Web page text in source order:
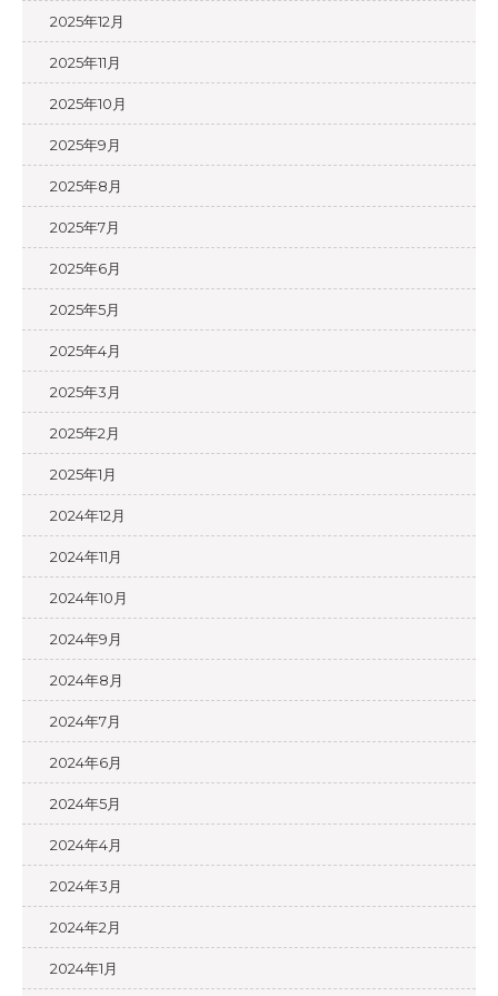
2025年12月
2025年11月
2025年10月
2025年9月
2025年8月
2025年7月
2025年6月
2025年5月
2025年4月
2025年3月
2025年2月
2025年1月
2024年12月
2024年11月
2024年10月
2024年9月
2024年8月
2024年7月
2024年6月
2024年5月
2024年4月
2024年3月
2024年2月
2024年1月